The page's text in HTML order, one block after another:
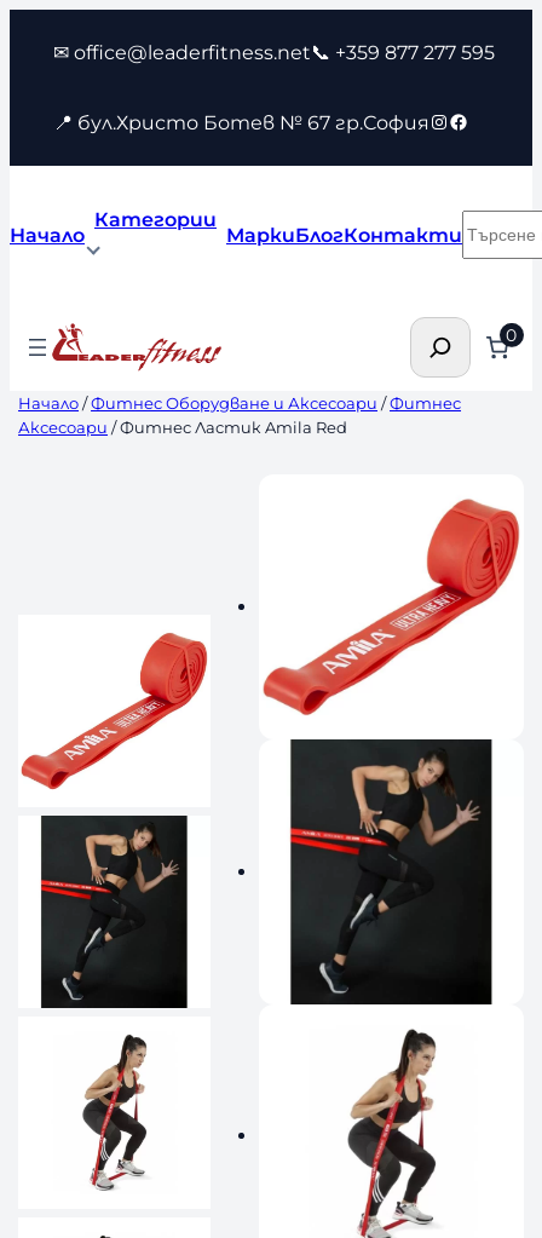
съдържанието
✉ office@leaderfitness.net📞 +359 877 277 595
📍 бул.Христо Ботев № 67 гр.София Instagram
Facebook
Начало
Категории
МаркиБлогКонтакти
Търсене 0
Начало/Фитнес Оборудване и Аксесоари /Фитнес
Аксесоари / Фитнес Ластик Amila Red